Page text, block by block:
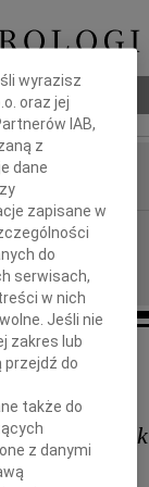
wyrazisz
oraz jej
IAB,
z
dane
zapisane w
do
serwisach,
w nich
Jeśli nie
zakres lub
przejdź do
także do
z danymi